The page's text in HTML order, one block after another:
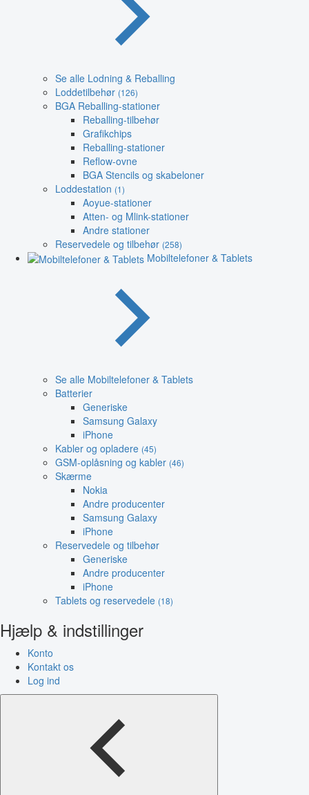
Se alle Lodning & Reballing
Loddetilbehør (126)
BGA Reballing-stationer
Reballing-tilbehør
Grafikchips
Reballing-stationer
Reflow-ovne
BGA Stencils og skabeloner
Loddestation (1)
Aoyue-stationer
Atten- og Mlink-stationer
Andre stationer
Reservedele og tilbehør (258)
Mobiltelefoner & Tablets
Se alle Mobiltelefoner & Tablets
Batterier
Generiske
Samsung Galaxy
iPhone
Kabler og opladere (45)
GSM-oplåsning og kabler (46)
Skærme
Nokia
Andre producenter
Samsung Galaxy
iPhone
Reservedele og tilbehør
Generiske
Andre producenter
iPhone
Tablets og reservedele (18)
Hjælp & indstillinger
Konto
Kontakt os
Log ind